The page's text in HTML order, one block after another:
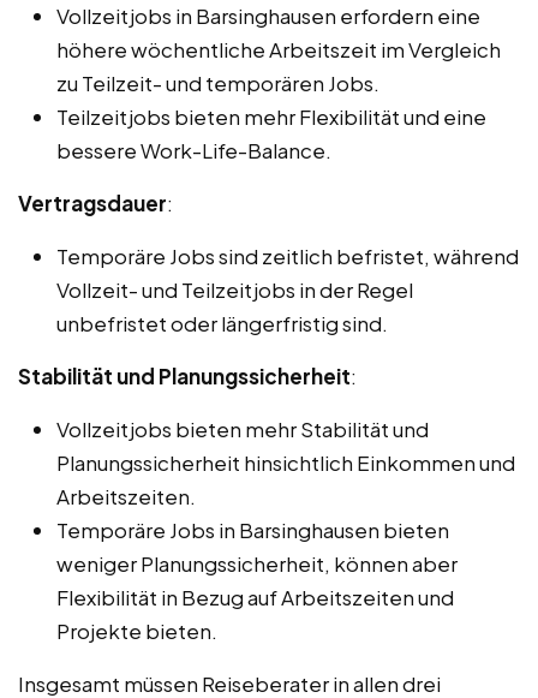
Vollzeitjobs in Barsinghausen erfordern eine
höhere wöchentliche Arbeitszeit im Vergleich
zu Teilzeit- und temporären Jobs.
Teilzeitjobs bieten mehr Flexibilität und eine
bessere Work-Life-Balance.
Vertragsdauer:
Temporäre Jobs sind zeitlich befristet, während
Vollzeit- und Teilzeitjobs in der Regel
unbefristet oder längerfristig sind.
Stabilität und Planungssicherheit:
Vollzeitjobs bieten mehr Stabilität und
Planungssicherheit hinsichtlich Einkommen und
Arbeitszeiten.
Temporäre Jobs in Barsinghausen bieten
weniger Planungssicherheit, können aber
Flexibilität in Bezug auf Arbeitszeiten und
Projekte bieten.
Insgesamt müssen Reiseberater in allen drei